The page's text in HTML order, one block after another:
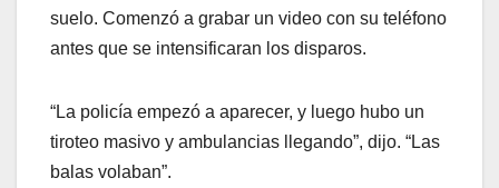
suelo. Comenzó a grabar un video con su teléfono
antes que se intensificaran los disparos.
“La policía empezó a aparecer, y luego hubo un
tiroteo masivo y ambulancias llegando”, dijo. “Las
balas volaban”.